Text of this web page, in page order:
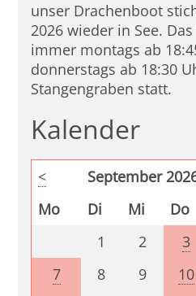
unser Drachenboot
2026 wieder in See.
immer montags ab
donnerstags ab 18:30
Stangengraben statt.
Kalender
< September
Mo
Di Mi Do
1
2 3
7
8 9 10